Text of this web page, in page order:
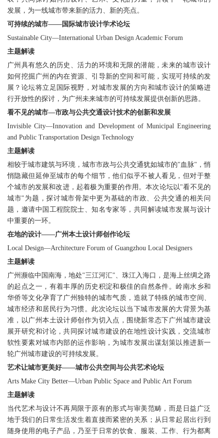
发展，为一线城市带来新的活力、新的亮点。
可持续的城市——国际城市设计学术论坛
Sustainable City—International Urban Design Academic Forum
主题解读
广州具有悠久的历史、活力的环境和无限的潜能，未来的城市设计
如何挖掘广州的内在资源、引导新的空间和可能，实现可持续的发
展？论坛将立足国际视野，对城市发展的方向和城市设计的策略进
行开放性的探讨，为广州未来城市的可持续发展提供创新的思路。
看不见的城市—市政与公共交通设计技术的创新和发展
Invisible City—Innovation and Development of Municipal Engineering
and Public Transportation Design Technology
主题解读
相较于城市建筑与环境，城市市政与公共交通犹如城市的"血脉"，悄
悄隐藏但延伸至城市的每个细节，他们似乎不被人看见，但对于整
个城市的发展和改进，起着极为重要的作用。本次论坛以"看不见的
城市"为题，探讨城市骨架中更为基础的市政、公共交通的相关问
题，邀请中国工程院院士、知名专家等，共同解读城市发展与设计
中重要的一环。
在地的设计——广州本土设计师创作论坛
Local Design—Architecture Forum of Guangzhou Local Designers
主题解读
广州濒临中国南海，地处"三江河汇"、珠江入海口，是海上丝绸之路
的起点之一，有着丰厚的历史积淀和极佳的自然条件。岭南水乡和
华侨等文化孕育了广州独特的城市气质，造就了特殊的城市空间、
城市经济和居民行为习惯。此次论坛以当下城市发展的大背景为基
准，以广州本土设计师创作为切入点，围绕新常态下广州城市建设
展开研究和讨论，共同探讨城市建设的在地性设计实践，交流城市
软性要素对城市内部的运作影响，为城市发展出谋划策以推进新一
轮广州城市建设的可持续发展。
艺术让城市更美好——城市公共空间与公共艺术论坛
Arts Make City Better—Urban Public Space and Public Art Forum
主题解读
当代艺术与设计不再局限于原有的形式与审美范畴，而是日益广泛
地于我们的日常生活发生着直接而紧密的关系；从日常起居出行到
随身使用的电子产品，乃至于日常的饮食、服装、工作、行为都离